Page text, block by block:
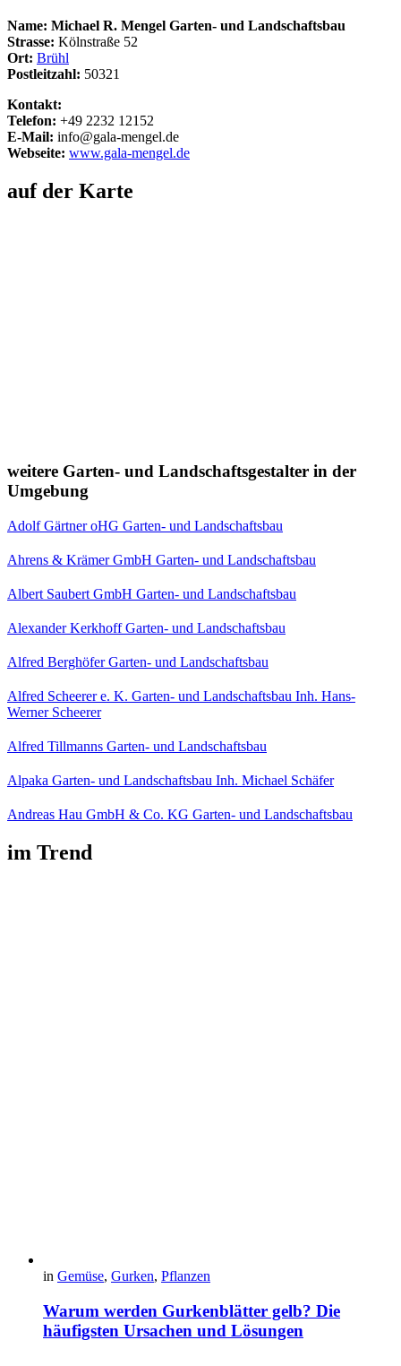
Name: Michael R. Mengel Garten- und Landschaftsbau
Strasse: Kölnstraße 52
Ort: Brühl
Postleitzahl: 50321
Kontakt:
Telefon: +49 2232 12152
E-Mail: info@gala-mengel.de
Webseite: www.gala-mengel.de
auf der Karte
weitere Garten- und Landschaftsgestalter in der
Umgebung
Adolf Gärtner oHG Garten- und Landschaftsbau
Ahrens & Krämer GmbH Garten- und Landschaftsbau
Albert Saubert GmbH Garten- und Landschaftsbau
Alexander Kerkhoff Garten- und Landschaftsbau
Alfred Berghöfer Garten- und Landschaftsbau
Alfred Scheerer e. K. Garten- und Landschaftsbau Inh. Hans-
Werner Scheerer
Alfred Tillmanns Garten- und Landschaftsbau
Alpaka Garten- und Landschaftsbau Inh. Michael Schäfer
Andreas Hau GmbH & Co. KG Garten- und Landschaftsbau
im Trend
in Gemüse, Gurken, Pflanzen
Warum werden Gurkenblätter gelb? Die
häufigsten Ursachen und Lösungen